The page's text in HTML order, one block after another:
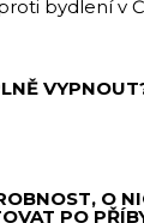
bydlení v
O
PO